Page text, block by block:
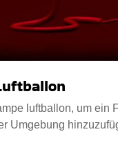
luftballon, um ein
Umgebung